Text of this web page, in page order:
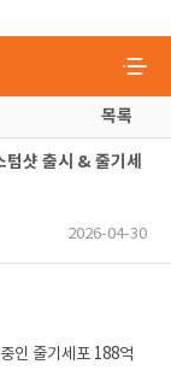
목록
샷 출시 & 줄기세
2026-04-30
인 줄기세포 188억